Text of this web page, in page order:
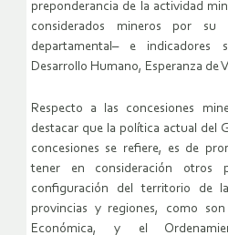
preponderancia de la actividad
considerados mineros por
departamental– e indicadores
Desarrollo Humano, Esperanza de
Respecto a las concesiones
destacar que la política actual del
concesiones se refiere, es de
tener en consideración otros
configuración del territorio de
provincias y regiones, como
Económica, y el